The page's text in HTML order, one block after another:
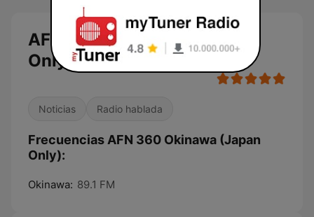
AFN 360 Okinawa (Japan
Only)
Noticias Radio hablada
Frecuencias AFN 360 Okinawa (Japan
Only):
Okinawa: 89.1 FM